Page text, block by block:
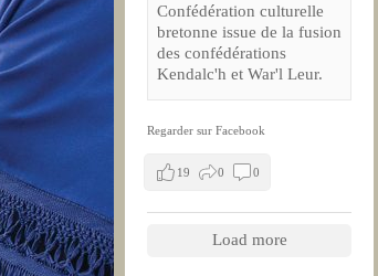
Confédération culturelle
bretonne issue de la fusion
des confédérations
Kendalc'h et War'l Leur.
Regarder sur Facebook
19 0 0
Load more